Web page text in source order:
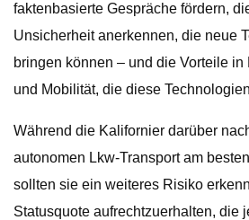
faktenbasierte Gespräche fördern,
Unsicherheit anerkennen, die neue
bringen können – und die Vorteile
und Mobilität, die diese
Während die Kalifornier darüber
autonomen Lkw-Transport am
sollten sie ein weiteres Risiko
Statusquote aufrechtzuerhalten, die